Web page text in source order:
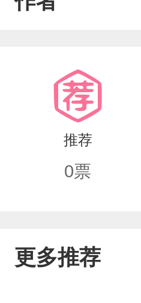
推荐
0票
更多推荐